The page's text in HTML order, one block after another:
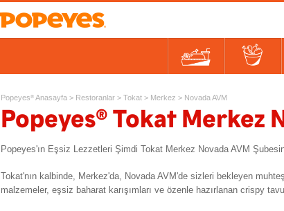
İçecekler
Popeyes® Anasayfa > Restoranlar > Tokat > Merkez > Novada AVM
Popeyes® Tokat Merkez
Popeyes'ın Eşsiz Lezzetleri Şimdi Tokat Merkez Novada AVM
Tokat'nın kalbinde, Merkez'da, Novada AVM'de sizleri bekleyen
malzemeler, eşsiz baharat karışımları ve özenle hazırlanan crispy